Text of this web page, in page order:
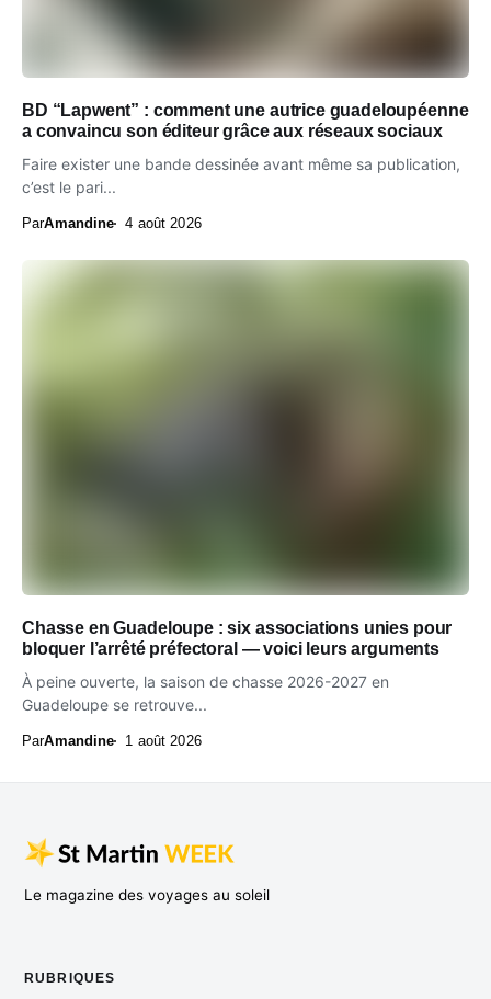
BD “Lapwent” : comment une autrice guadeloupéenne
a convaincu son éditeur grâce aux réseaux sociaux
Faire exister une bande dessinée avant même sa publication,
c’est le pari...
ParAmandine 4 août 2026
Chasse en Guadeloupe : six associations unies pour
bloquer l’arrêté préfectoral — voici leurs arguments
À peine ouverte, la saison de chasse 2026-2027 en
Guadeloupe se retrouve...
ParAmandine 1 août 2026
Le magazine des voyages au soleil
RUBRIQUES